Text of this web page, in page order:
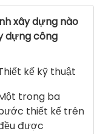
xây dựng nào
dựng công
kế kỹ thuật
trong ba
thiết kế trên
được